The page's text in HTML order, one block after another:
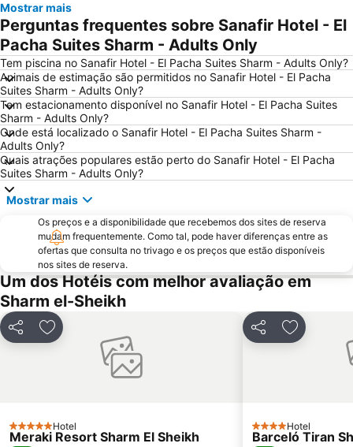
Mostrar mais
Perguntas frequentes sobre Sanafir Hotel - El
Pacha Suites Sharm - Adults Only
Tem piscina no Sanafir Hotel - El Pacha Suites Sharm - Adults Only?
Animais de estimação são permitidos no Sanafir Hotel - El Pacha
Suites Sharm - Adults Only?
Tem estacionamento disponível no Sanafir Hotel - El Pacha Suites
Sharm - Adults Only?
Onde está localizado o Sanafir Hotel - El Pacha Suites Sharm -
Adults Only?
Quais atrações populares estão perto do Sanafir Hotel - El Pacha
Suites Sharm - Adults Only?
Mostrar mais
Os preços e a disponibilidade que recebemos dos sites de reserva
mudam frequentemente. Como tal, pode haver diferenças entre as
ofertas que consulta no trivago e os preços que estão disponíveis
nos sites de reserva.
Um dos Hotéis com melhor avaliação em
Sharm el-Sheikh
PartilharAdicionar aos favoritos
5 EstrelasHotel
Meraki Resort Sharm El Sheikh
PartilharAdicionar
4 Estrelas
Hotel
Barceló Tiran